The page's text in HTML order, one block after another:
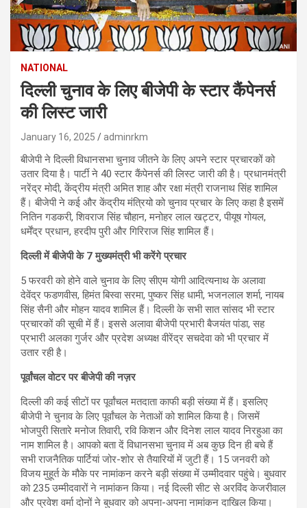
NATIONAL
दिल्ली चुनाव के लिए बीजेपी के स्टार कैंपेनर्स
की लिस्ट जारी
January 16, 2025 adminrkm
बीजेपी ने दिल्ली विधानसभा चुनाव जीतने के लिए अपने स्टार प्रचारकों को
उतार दिया है। पार्टी ने 40 स्टार कैंपेनर्स की लिस्ट जारी की है। प्रधानमंत्री
नरेंद्र मोदी, केंद्रीय मंत्री अमित शाह और रक्षा मंत्री राजनाथ सिंह शामिल
हैं। बीजेपी ने कई और केंद्रीय मंत्रियो को चुनाव प्रचार के लिए कहा है इसमें
नितिन गडकरी, शिवराज सिंह चौहान, मनोहर लाल खट्टर, पीयूष गोयल,
धर्मेंद्र प्रधान, हरदीप पुरी और गिरिराज सिंह शामिल हैं।
दिल्ली में बीजेपी के 7 मुख्यमंत्री भी करेंगे प्रचार
5 फरवरी को होने वाले चुनाव के लिए सीएम योगी आदित्यनाथ के अलावा
देवेंद्र फडणवीस, हिमंत बिस्वा सरमा, पुष्कर सिंह धामी, भजनलाल शर्मा, नायब
सिंह सैनी और मोहन यादव शामिल हैं। दिल्ली के सभी सात सांसद भी स्टार
प्रचारकों की सूची में हैं। इससे अलावा बीजेपी प्रभारी बैजयंत पांडा, सह
प्रभारी अलका गुर्जर और प्रदेश अध्यक्ष वीरेंद्र सचदेवा को भी प्रचार में
उतार रही है।
पूर्वांचल वोटर पर बीजेपी की नज़र
दिल्ली की कई सीटों पर पूर्वांचल मतदाता काफी बड़ी संख्या में हैं। इसलिए
बीजेपी ने चुनाव के लिए पूर्वांचल के नेताओं को शामिल किया है। जिसमें
भोजपुरी सितारे मनोज तिवारी, रवि किशन और दिनेश लाल यादव निरहुआ का
नाम शामिल है। आपको बता दें विधानसभा चुनाव में अब कुछ दिन ही बचे हैं
सभी राजनैतिक पार्टियां जोर-शोर से तैयारियों में जुटी हैं। 15 जनवरी को
विजय मुहूर्त के मौके पर नामांकन करने बड़ी संख्या में उम्मीदवार पहुंचे। बुधवार
को 235 उम्मीदवारों ने नामांकन किया। नई दिल्ली सीट से अरविंद केजरीवाल
और प्रवेश वर्मा दोनों ने बुधवार को अपना-अपना नामांकन दाखिल किया।